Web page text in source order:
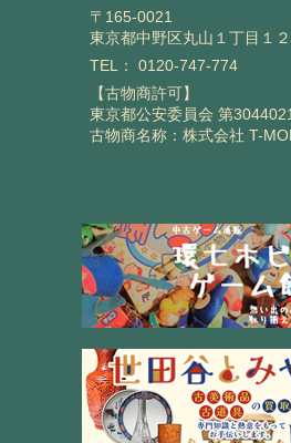
〒165-0021
東京都中野区丸山１丁目１
TEL： 0120-747-774
【古物商許可】
東京都公安委員会 第
古物商名称：株式会社 T-